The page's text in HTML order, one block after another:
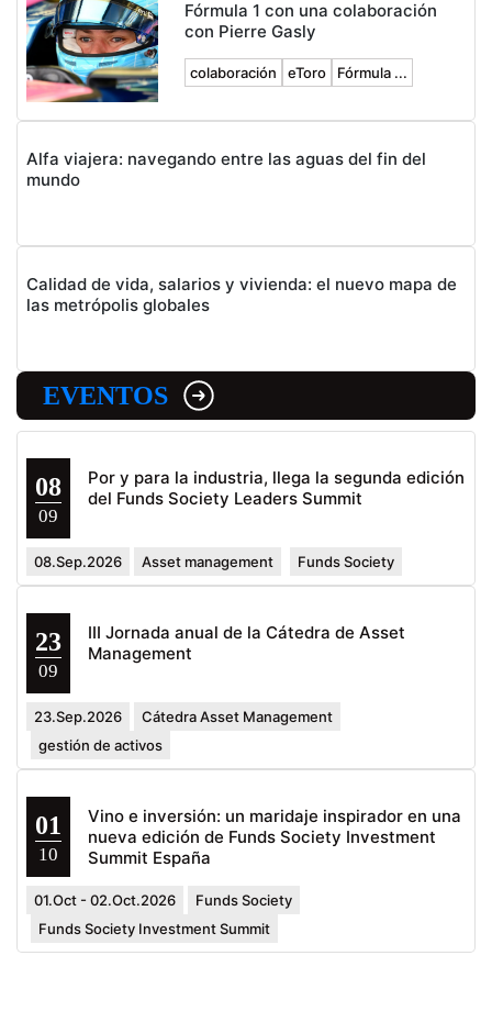
Fórmula 1 con una colaboración
con Pierre Gasly
colaboración eToro Fórmula ...
Alfa viajera: navegando entre las aguas del fin del
mundo
Calidad de vida, salarios y vivienda: el nuevo mapa de
las metrópolis globales
EVENTOS
08
09
Por y para la industria, llega la segunda edición
del Funds Society Leaders Summit
08.Sep.2026 Asset management Funds Society
23
09
III Jornada anual de la Cátedra de Asset
Management
23.Sep.2026
Cátedra Asset Management
gestión de activos
01
10
Vino e inversión: un maridaje inspirador en una
nueva edición de Funds Society Investment
Summit España
01.Oct - 02.Oct.2026
Funds Society
Funds Society Investment Summit